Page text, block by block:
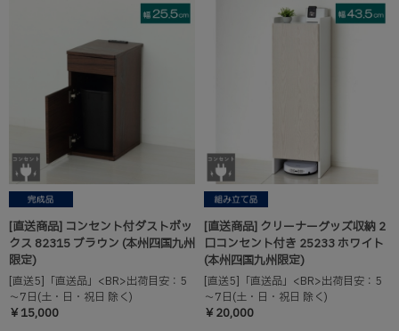
[直送商品] コンセント付ダストボッ
クス 82315 ブラウン (本州四国九州
限定)
[直送5]「直送品」<BR>出荷目安：5
～7日(土・日・祝日 除く)
￥15,000
[直送商品] クリーナーグッズ収納 2
口コンセント付き 25233 ホワイト
(本州四国九州限定)
[直送5]「直送品」<BR>出荷目安：5
～7日(土・日・祝日 除く)
￥20,000